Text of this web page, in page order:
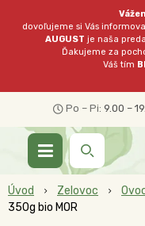
dovoľujeme si Vás
AUGUST je naša
Ďakujeme za
Váš tím
Po – Pi: 9.00 –
Úvod Zelovoc
350g bio MOR